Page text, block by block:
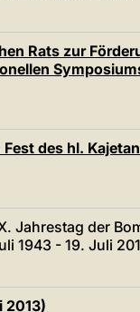
Rats zur
des hl.
Jahrestag der
1943 - 19. Juli
2013)